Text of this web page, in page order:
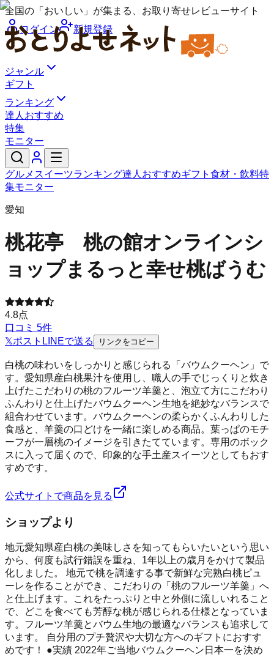
全国の「おいしい」が集まる、お取り寄せレビューサイト
ログイン
新規登録
ジャンル
ギフト
ランキング
達人おすすめ
特集
モニター
グルメ スイーツランキング達人おすすめギフト 食材・飲料特
集モニター
愛知
桃花亭 桃の館オンラインシ
ョップまるっと幸せ桃ばうむ
4.8点
口コミ 5件
𝕏ポスト LINEで送る リンクをコピー
白桃の味わいをしっかりと感じられる「バウムクーヘン」で
す。愛知県産白桃果汁を使用し、職人の手でじっくりと炊き
上げたこだわりの桃のフルーツ羊羹と、泡立て方にこだわり
ふんわりと仕上げたバウムクーヘン生地を絶妙なバランスで
組合わせています。バウムクーヘンの柔らかくふんわりした
食感と、羊羹の口どけを一緒に楽しめる商品。葉っぱのモチ
ーフが一層桃のイメージを引きたてています。専用のボック
スに入って届くので、印象的な手土産スイーツとしてもおす
すめです。
公式サイトで商品を見る
ショップより
地元愛知県産白桃の美味しさを知ってもらいたいという思い
から、何度も試行錯誤を重ね、1年以上の歳月をかけて製品
化しました。 地元で桃を調達する事で新鮮な完熟白桃ピュ
ーレを作ることができ、こだわりの「桃のフルーツ羊羹」へ
と仕上げます。これをたっぷりと中と外側に流しいれること
で、どこを食べても芳醇な桃が感じられる仕様となっていま
す。フルーツ羊羹とバウム生地の最適なバランスも追求して
います。 自分用のプチ贅沢や大切な方へのギフトにおすす
めです！ ●実績 2022年ご当地バウムクーヘン日本一を決め